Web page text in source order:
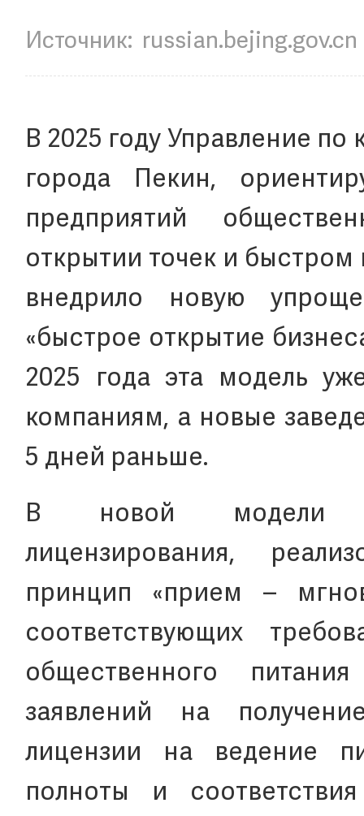
Источник: russian.bejing.gov.cn
В 2025 году Управление
города Пекин,
предприятий
открытии точек и
внедрило новую
«быстрое открытие
2025 года эта модель
компаниям, а новые
5 дней раньше.
В новой модели
лицензирования,
принцип «прием –
соответствующих
общественного
заявлений на
лицензии на ведение
полноты и